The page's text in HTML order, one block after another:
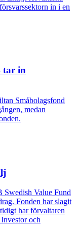
in i en
tar in
Småbolagsfond
medan
Swedish Value Fund
Fonden har slagit
har förvaltaren
och